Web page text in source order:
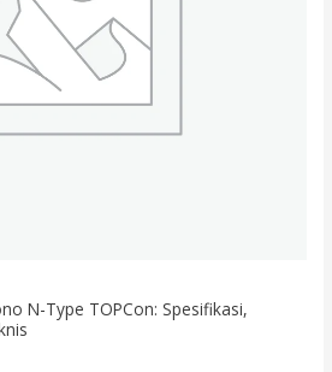
N-Type TOPCon: Spesifikasi,